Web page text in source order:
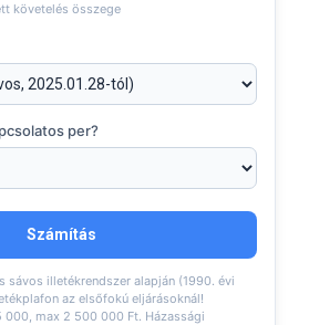
követelés összege
per?
Számítás
illetékrendszer alapján (1990. évi
az elsőfokú eljárásoknál!
000, max 2 500 000 Ft. Házassági